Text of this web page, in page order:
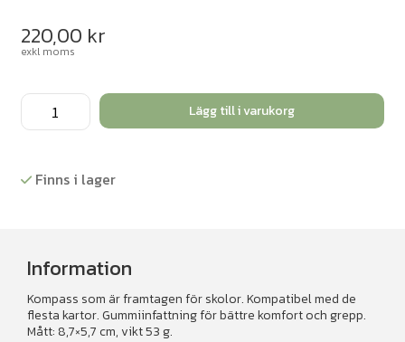
220,00 kr
exkl moms
Kompass
Silva
mängd
Lägg till i varukorg
Finns i lager
Information
Kompass som är framtagen för skolor. Kompatibel med de
flesta kartor. Gummiinfattning för bättre komfort och grepp.
Mått: 8,7×5,7 cm, vikt 53 g.